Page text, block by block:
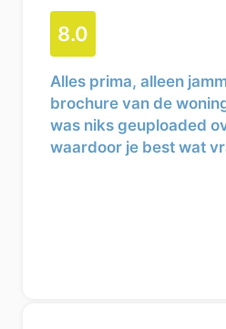
8.0
Alles prima, alleen
brochure van de
was niks geuploaded
waardoor je best wat